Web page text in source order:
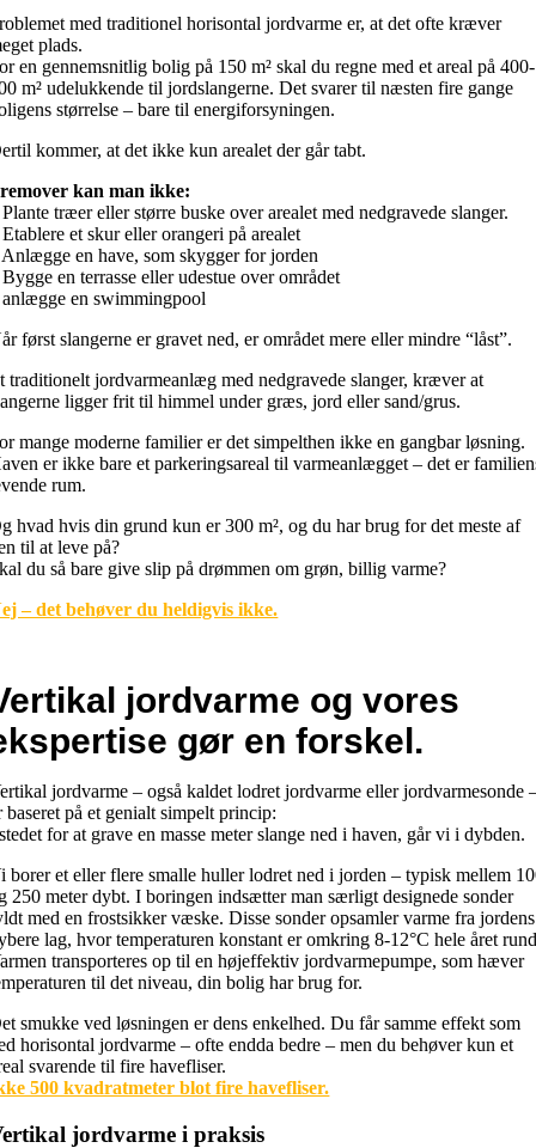
med traditionel horisontal jordvarme er, at det ofte kræver
plads.
en gennemsnitlig bolig på 150 m² skal du regne med et areal på 400-
m² udelukkende til jordslangerne. Det svarer til næsten fire gange
størrelse – bare til energiforsyningen.
kommer, at det ikke kun arealet der går tabt.
kan man ikke:
træer eller større buske over arealet med nedgravede slanger.
et skur eller orangeri på arealet
en have, som skygger for jorden
en terrasse eller udestue over området
en swimmingpool
først slangerne er gravet ned, er området mere eller mindre “låst”.
traditionelt jordvarmeanlæg med nedgravede slanger, kræver at
ligger frit til himmel under græs, jord eller sand/grus.
mange moderne familier er det simpelthen ikke en gangbar løsning.
er ikke bare et parkeringsareal til varmeanlægget – det er
rum.
hvad hvis din grund kun er 300 m², og du har brug for det meste af
til at leve på?
du så bare give slip på drømmen om grøn, billig varme?
– det behøver du heldigvis ikke.
jordvarme og vores
gør en forskel.
jordvarme – også kaldet lodret jordvarme eller jordvarmesonde
baseret på et genialt simpelt princip:
for at grave en masse meter slange ned i haven, går vi i dybden.
borer et eller flere smalle huller lodret ned i jorden – typisk mellem
250 meter dybt. I boringen indsætter man særligt designede sonder
med en frostsikker væske. Disse sonder opsamler varme fra jordens
lag, hvor temperaturen konstant er omkring 8-12°C hele året
transporteres op til en højeffektiv jordvarmepumpe, som hæver
til det niveau, din bolig har brug for.
smukke ved løsningen er dens enkelhed. Du får samme effekt som
horisontal jordvarme – ofte endda bedre – men du behøver kun et
svarende til fire havefliser.
500 kvadratmeter blot fire havefliser.
jordvarme i praksis